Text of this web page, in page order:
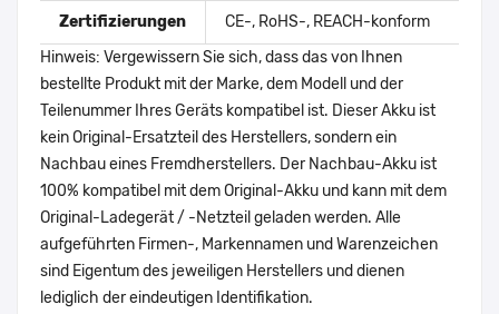
Zertifizierungen
CE-, RoHS-, REACH-konform
Hinweis: Vergewissern Sie sich, dass das von Ihnen
bestellte Produkt mit der Marke, dem Modell und der
Teilenummer Ihres Geräts kompatibel ist. Dieser Akku ist
kein Original-Ersatzteil des Herstellers, sondern ein
Nachbau eines Fremdherstellers. Der Nachbau-Akku ist
100% kompatibel mit dem Original-Akku und kann mit dem
Original-Ladegerät / -Netzteil geladen werden. Alle
aufgeführten Firmen-, Markennamen und Warenzeichen
sind Eigentum des jeweiligen Herstellers und dienen
lediglich der eindeutigen Identifikation.